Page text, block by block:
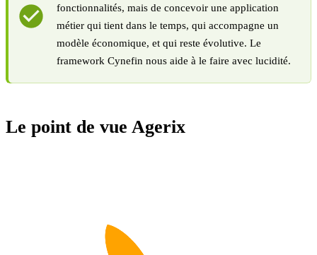
fonctionnalités, mais de concevoir une application
métier qui tient dans le temps, qui accompagne un
modèle économique, et qui reste évolutive. Le
framework Cynefin nous aide à le faire avec lucidité.
Le point de vue Agerix